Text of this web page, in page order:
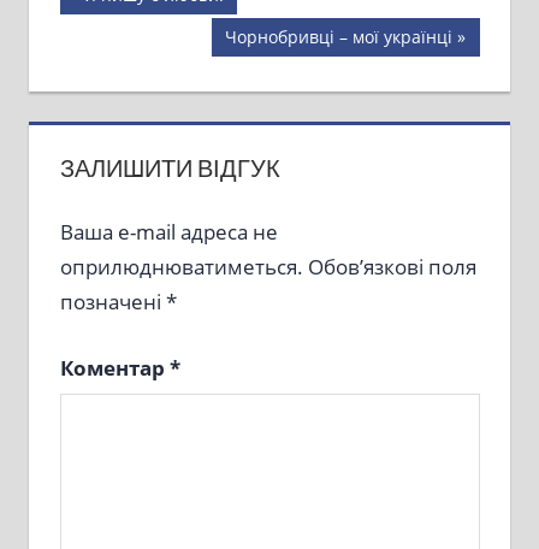
Post:
Next
Post:
Чорнобривці – мої українці
ЗАЛИШИТИ ВІДГУК
Ваша e-mail адреса не
оприлюднюватиметься. Обов’язкові поля
позначені *
Коментар *